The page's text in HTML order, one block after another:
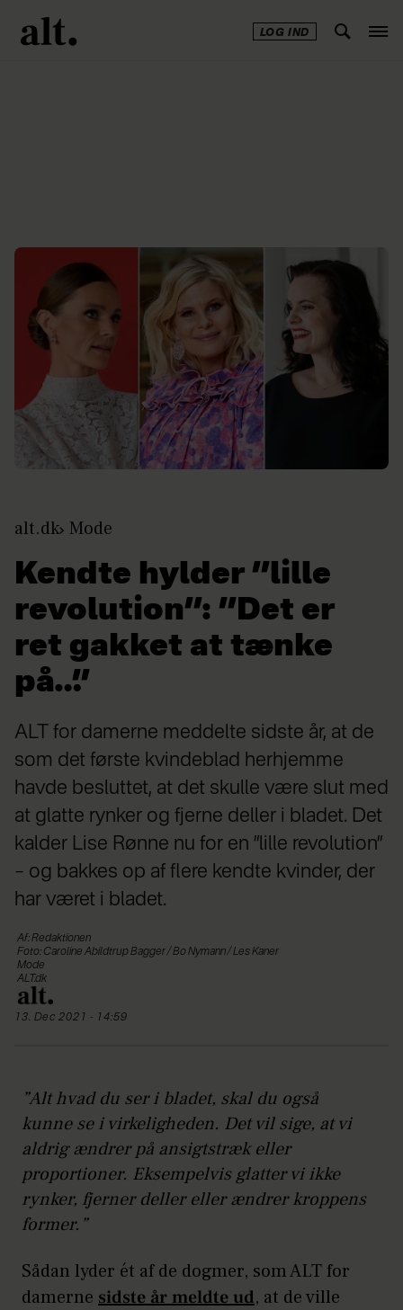
LOG IND
alt.dk Mode
Kendte hylder ”lille
revolution”: ”Det er
ret gakket at tænke
på…”
ALT for damerne meddelte sidste år, at de
som det første kvindeblad herhjemme
havde besluttet, at det skulle være slut med
at glatte rynker og fjerne deller i bladet. Det
kalder Lise Rønne nu for en ”lille revolution”
– og bakkes op af flere kendte kvinder, der
har været i bladet.
Af: Redaktionen
Foto: Caroline Abildtrup Bagger / Bo Nymann / Les Kaner
Mode
ALT.dk
13. Dec 2021 - 14:59
”Alt hvad du ser i bladet, skal du også
kunne se i virkeligheden. Det vil sige, at vi
aldrig ændrer på ansigtstræk eller
proportioner. Eksempelvis glatter vi ikke
rynker, fjerner deller eller ændrer kroppens
former.”
Sådan lyder ét af de dogmer, som ALT for
damerne sidste år meldte ud, at de ville